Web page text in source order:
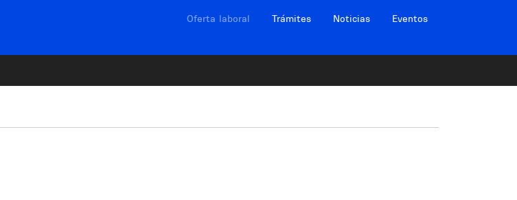
Navegación sitios
Oferta laboral Trámites Noticias Eventos